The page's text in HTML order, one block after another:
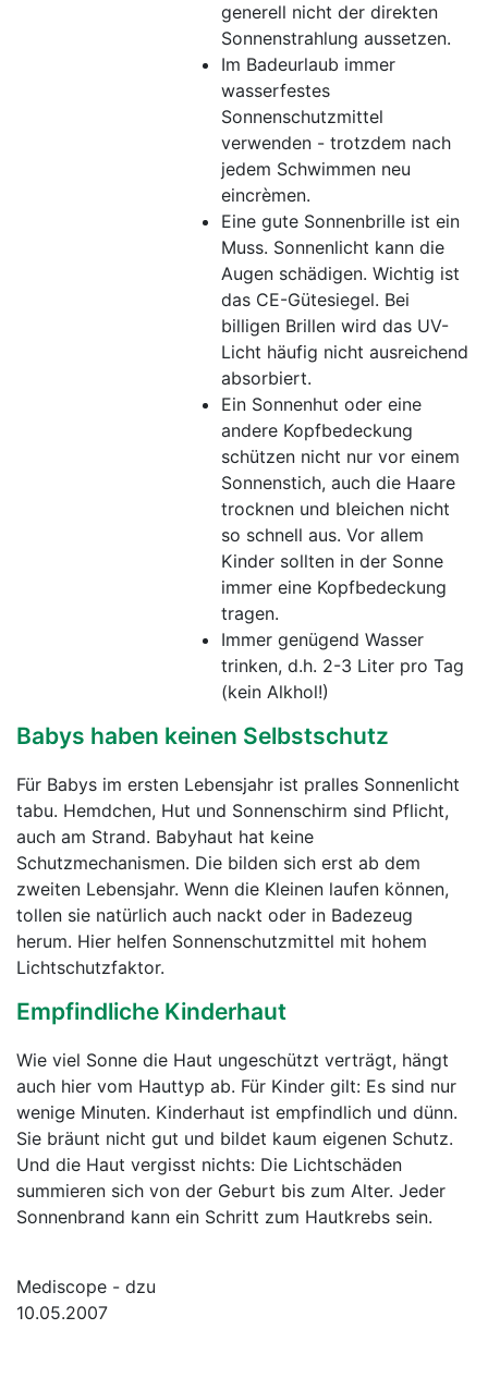
generell nicht der direkten
Sonnenstrahlung aussetzen.
Im Badeurlaub immer
wasserfestes
Sonnenschutzmittel
verwenden - trotzdem nach
jedem Schwimmen neu
eincrèmen.
Eine gute Sonnenbrille ist ein
Muss. Sonnenlicht kann die
Augen schädigen. Wichtig ist
das CE-Gütesiegel. Bei
billigen Brillen wird das UV-
Licht häufig nicht ausreichend
absorbiert.
Ein Sonnenhut oder eine
andere Kopfbedeckung
schützen nicht nur vor einem
Sonnenstich, auch die Haare
trocknen und bleichen nicht
so schnell aus. Vor allem
Kinder sollten in der Sonne
immer eine Kopfbedeckung
tragen.
Immer genügend Wasser
trinken, d.h. 2-3 Liter pro Tag
(kein Alkhol!)
Babys haben keinen Selbstschutz
Für Babys im ersten Lebensjahr ist pralles Sonnenlicht
tabu. Hemdchen, Hut und Sonnenschirm sind Pflicht,
auch am Strand. Babyhaut hat keine
Schutzmechanismen. Die bilden sich erst ab dem
zweiten Lebensjahr. Wenn die Kleinen laufen können,
tollen sie natürlich auch nackt oder in Badezeug
herum. Hier helfen Sonnenschutzmittel mit hohem
Lichtschutzfaktor.
Empfindliche Kinderhaut
Wie viel Sonne die Haut ungeschützt verträgt, hängt
auch hier vom Hauttyp ab. Für Kinder gilt: Es sind nur
wenige Minuten. Kinderhaut ist empfindlich und dünn.
Sie bräunt nicht gut und bildet kaum eigenen Schutz.
Und die Haut vergisst nichts: Die Lichtschäden
summieren sich von der Geburt bis zum Alter. Jeder
Sonnenbrand kann ein Schritt zum Hautkrebs sein.
Mediscope - dzu
10.05.2007